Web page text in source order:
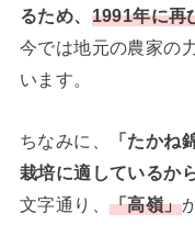
るため、 1991年に再
今では地元の農家の
います。
ちなみに、
「たかね
栽培に適しているか
文字通り、 「高嶺」